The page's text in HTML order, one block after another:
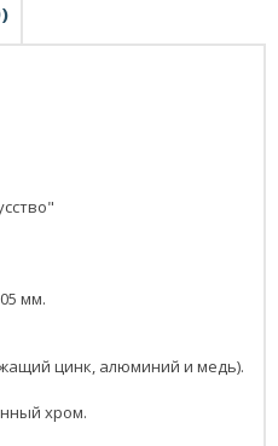
мм.
цинк, алюминий и медь).
хром.